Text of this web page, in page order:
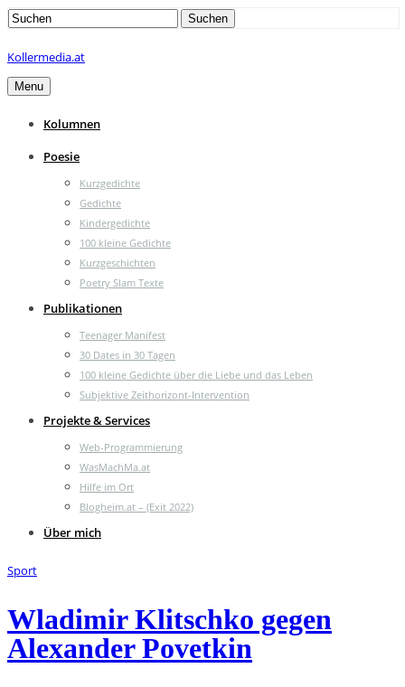
Search
Suchen
Kollermedia.at
Menu
Kolumnen
Poesie
Kurzgedichte
Gedichte
Kindergedichte
100 kleine Gedichte
Kurzgeschichten
Poetry Slam Texte
Publikationen
Teenager Manifest
30 Dates in 30 Tagen
100 kleine Gedichte über die Liebe und das Leben
Subjektive Zeithorizont-Intervention
Projekte & Services
Web-Programmierung
WasMachMa.at
Hilfe im Ort
Blogheim.at – (Exit 2022)
Über mich
Sport
Wladimir Klitschko gegen
Alexander Povetkin